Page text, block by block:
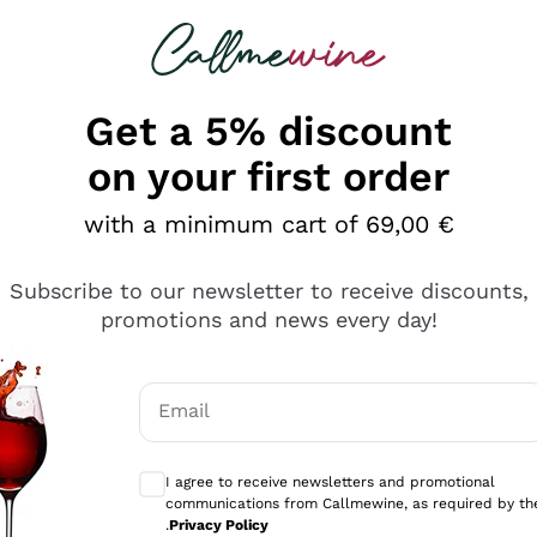
looking for
diversi e con un ampio range di prezzo. Le
Get a 5% discount
on your first order
with a minimum cart of 69,00 €
Subscribe to our newsletter to receive discounts,
promotions and news every day!
Email
I agree to receive newsletters and promotional
communications from Callmewine, as required by
.Privacy Policy